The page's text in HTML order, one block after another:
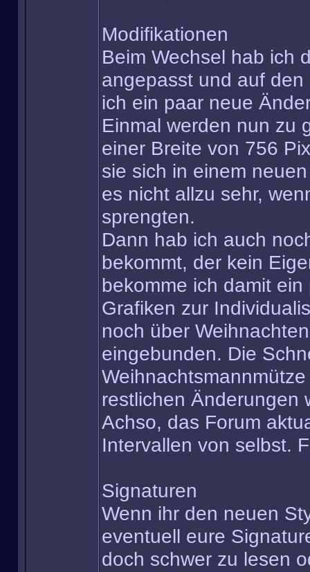
Modifikationen
Beim Wechsel hab ich
angepasst und auf
ich ein paar neue
Einmal werden nun zu
einer Breite von 756
sie sich in einem
es nicht allzu sehr,
sprengten.
Dann hab ich auch
bekommt, der kein
bekomme ich damit
Grafiken zur
noch über
eingebunden. Die
restlichen Änderungen
Achso, das Forum
Intervallen von selbst.
Signaturen
Wenn ihr den neuen
eventuell eure
doch schwer zu lesen